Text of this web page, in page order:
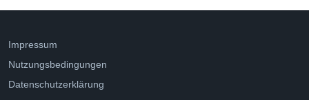
Impressum
Nutzungsbedingungen
Datenschutzerklärung